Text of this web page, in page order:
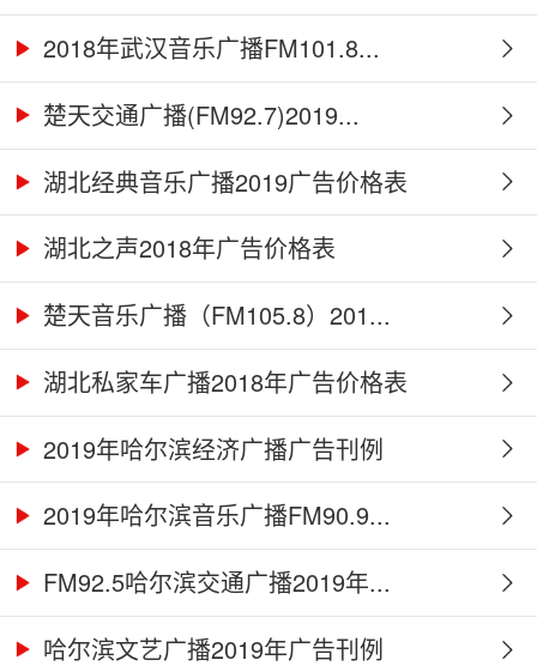
2018年武汉音乐广播FM101.8...
楚天交通广播(FM92.7)2019...
湖北经典音乐广播2019广告价格表
湖北之声2018年广告价格表
楚天音乐广播（FM105.8）201...
湖北私家车广播2018年广告价格表
2019年哈尔滨经济广播广告刊例
2019年哈尔滨音乐广播FM90.9...
FM92.5哈尔滨交通广播2019年...
哈尔滨文艺广播2019年广告刊例